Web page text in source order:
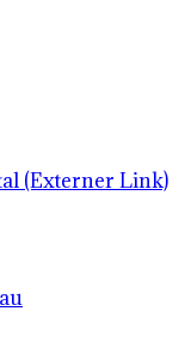
(Externer Link)